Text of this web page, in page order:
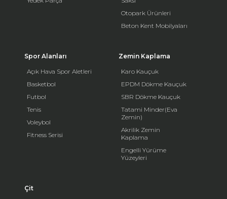
Otopark Ürünleri
Beton Kent Mobilyaları
Spor Alanları
Açık Hava Spor Aletleri
Basketbol
Futbol
Tenis
Voleybol
Fitness Serisi
Zemin Kaplama
Karo Kauçuk
EPDM Dökme Kauçuk
SBR Dökme Kauçuk
Tatami Minder(Eva
Zemin)
Akrilik Zemin
Kaplama
Engelli Yürüme
Yüzeyleri
Çit